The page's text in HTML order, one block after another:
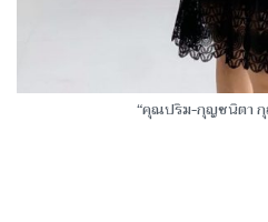
“คุณปริม-กุญชนิตา